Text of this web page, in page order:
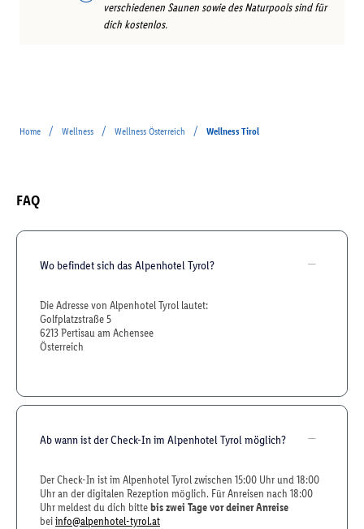
verschiedenen Saunen sowie des Naturpools sind für
dich kostenlos.
Home / Wellness / Wellness Österreich / Wellness Tirol
FAQ
Wo befindet sich das Alpenhotel Tyrol?
Die Adresse von Alpenhotel Tyrol lautet:
Golfplatzstraße 5
6213 Pertisau am Achensee
Österreich
Ab wann ist der Check-In im Alpenhotel Tyrol möglich?
Der Check-In ist im Alpenhotel Tyrol zwischen 15:00 Uhr und 18:00
Uhr an der digitalen Rezeption möglich. Für Anreisen nach 18:00
Uhr meldest du dich bittebis zwei Tage vor deiner Anreise
beiinfo@alpenhotel-tyrol.at